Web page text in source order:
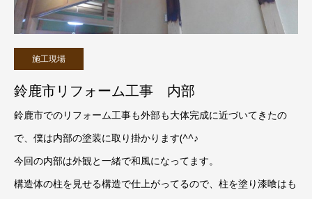
施工現場
鈴鹿市リフォーム工事 内部
鈴鹿市でのリフォーム工事も外部も大体完成に近づいてきたの
で、僕は内部の塗装に取り掛かります(^^♪
今回の内部は外観と一緒で和風になってます。
構造体の柱を見せる構造で仕上がってるので、柱を塗り漆喰はも